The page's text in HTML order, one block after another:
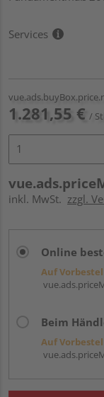
Services
1.281,55 € /
inkl. MwSt. zzgl.
Online
Auf
Beim
Auf